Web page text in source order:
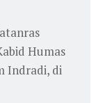
Humas
Indradi, di